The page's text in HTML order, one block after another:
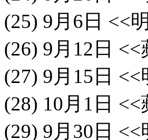
(25) 9 月 6 日 <<
(26) 9 月 12 日 <<
(27) 9 月 15 日 <<
(28) 10 月 1 日 <<
(29) 9 月 30 日 <<